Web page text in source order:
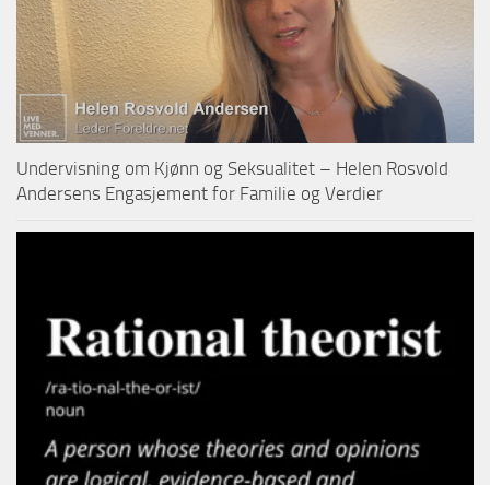
Undervisning om Kjønn og Seksualitet – Helen Rosvold
Andersens Engasjement for Familie og Verdier